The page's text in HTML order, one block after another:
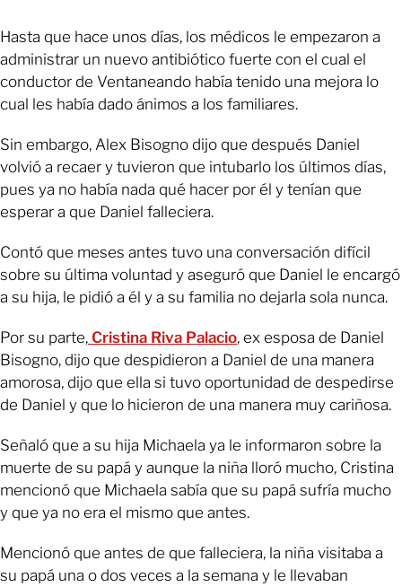
Hasta que hace unos días, los médicos le empezaron a
administrar un nuevo antibiótico fuerte con el cual el
conductor de Ventaneando había tenido una mejora lo
cual les había dado ánimos a los familiares.
Sin embargo, Alex Bisogno dijo que después Daniel
volvió a recaer y tuvieron que intubarlo los últimos días,
pues ya no había nada qué hacer por él y tenían que
esperar a que Daniel falleciera.
Contó que meses antes tuvo una conversación difícil
sobre su última voluntad y aseguró que Daniel le encargó
a su hija, le pidió a él y a su familia no dejarla sola nunca.
Por su parte, Cristina Riva Palacio, ex esposa de Daniel
Bisogno, dijo que despidieron a Daniel de una manera
amorosa, dijo que ella si tuvo oportunidad de despedirse
de Daniel y que lo hicieron de una manera muy cariñosa.
Señaló que a su hija Michaela ya le informaron sobre la
muerte de su papá y aunque la niña lloró mucho, Cristina
mencionó que Michaela sabía que su papá sufría mucho
y que ya no era el mismo que antes.
Mencionó que antes de que falleciera, la niña visitaba a
su papá una o dos veces a la semana y le llevaban